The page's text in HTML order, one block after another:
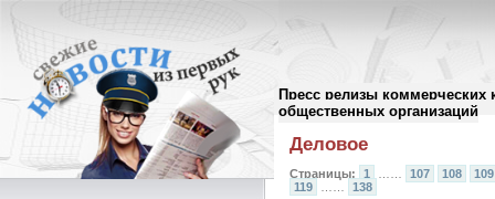
Пресс релизы коммерческих
общественных организаций
Архив пресс-релизов//
Деловое
Страницы: 1 107 108
109
119
138